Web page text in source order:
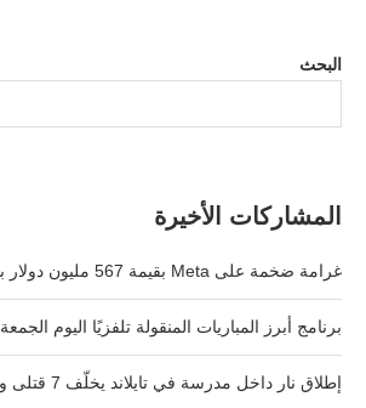
البحث
المشاركات الأخيرة
غرامة ضخمة على Meta بقيمة 567 مليون دولار بسبب حماية القاصرين
برنامج أبرز المباريات المنقولة تلفزيًا اليوم الجمعة 7 أوت
إطلاق نار داخل مدرسة في تايلاند يخلّف 7 قتلى و15 جريحًا